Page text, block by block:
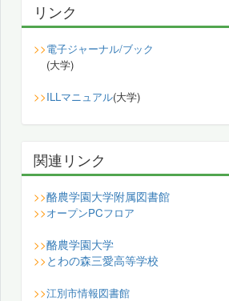
リンク
>>電子ジャーナル/ブック
(大学)
>>ILLマニュアル(大学)
関連リンク
>>酪農学園大学附属図書館
>>オープンPCフロア
>>酪農学園大学
>> とわの森三愛高等学校
>>江別市情報図書館